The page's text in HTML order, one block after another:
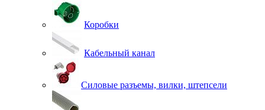
Коробки
Кабельный канал
Силовые разъемы, вилки, штепсели